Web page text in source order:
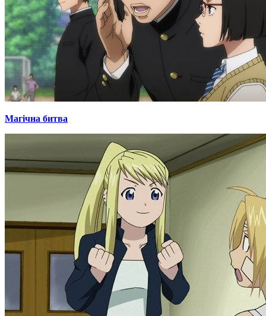
Магічна битва